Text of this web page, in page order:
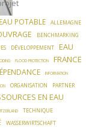
POTABLE
ALLEMAGNE
BENCHMARKING
DÉVELOPPEMENT EAU
FLOOD PROTECTION FRANCE
INFORMATION
ORGANISATION PARTNER
EN EAU
TECHNIQUE
WASSERWIRTSCHAFT